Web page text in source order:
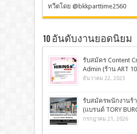
ทวีตโดย @bkkparttime2560
10 อันดับงานยอดนิยม
รับสมัคร Content
Admin (ร้าน ART
ธันวาคม 22, 2023
รับสมัครพนักงานร้
(แบรนด์ TORY
กรกฎาคม 21, 2026